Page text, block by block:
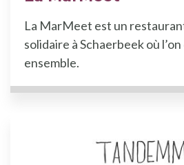
La MarMeet est un
solidaire à Schaerbeek où
ensemble.